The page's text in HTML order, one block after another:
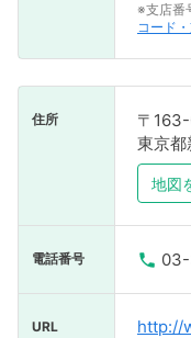
※支店番
コード
住所
〒
東京都
地図
電話番号
URL http://